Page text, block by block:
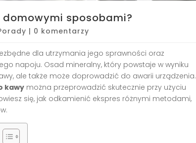
sposobami?
| 0 komentarzy
dla utrzymania jego sprawności oraz
napoju. Osad mineralny, który powstaje w wyniku
ale także może doprowadzić do awarii urządzenia.
kawy można przeprowadzić skutecznie przy użyciu
się, jak odkamienić ekspres różnymi metodami,